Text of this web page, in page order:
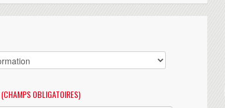
(CHAMPS OBLIGATOIRES)